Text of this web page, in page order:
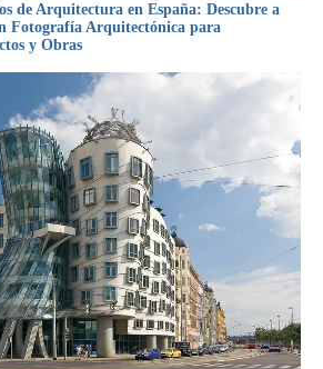
de Arquitectura en España: Descubre a
Fotografía Arquitectónica para
y Obras